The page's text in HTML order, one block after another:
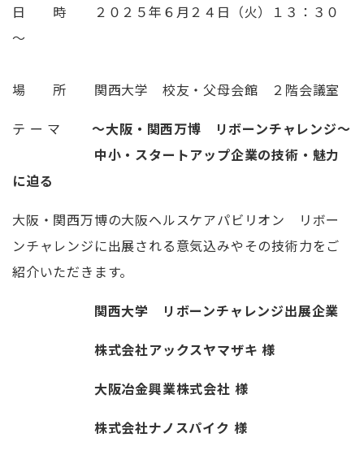
日 時 ２０２５年６月２４日（火）１３：３０
～
場 所 関西大学 校友・父母会館 ２階会議室
テ ー マ ～大阪・関西万博 リボーンチャレンジ～
中小・スタートアップ企業の技術・魅力
に迫る
大阪・関西万博の大阪ヘルスケアパビリオン リボー
ンチャレンジに出展される意気込みやその技術力をご
紹介いただきます。
関西大学 リボーンチャレンジ出展企業
株式会社アックスヤマザキ 様
大阪冶金興業株式会社 様
株式会社ナノスパイク 様